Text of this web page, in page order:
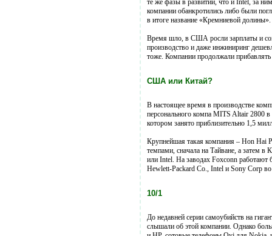
те же фазы в развитии, что и Intel, за
компании обанкротились либо были
в итоге название «Кремниевой долины».
Время шло, в США росли зарплаты и
производство и даже инжиниринг
тоже. Компании продолжали
США или Китай?
В настоящее время в производстве
персонального компа MITS Altair 2800
котором занято приблизительно 1,5
Крупнейшая такая компания – Hon Hai
темпами, сначала на Тайване, а затем
или Intel. На заводах Foxconn работают
Hewlett-Packard Co., Intel и Sony Corp
10/1
До недавней серии самоубийств на
слышали об этой компании. Однако